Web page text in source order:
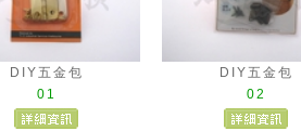
DIY五金包
01
DIY五金包
02